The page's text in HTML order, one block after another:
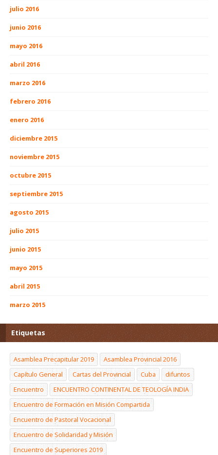
julio 2016
junio 2016
mayo 2016
abril 2016
marzo 2016
febrero 2016
enero 2016
diciembre 2015
noviembre 2015
octubre 2015
septiembre 2015
agosto 2015
julio 2015
junio 2015
mayo 2015
abril 2015
marzo 2015
Etiquetas
Asamblea Precapitular 2019
Asamblea Provincial 2016
Capítulo General
Cartas del Provincial Cuba
difuntos
Encuentro
ENCUENTRO CONTINENTAL DE TEOLOGÍA INDIA
Encuentro de Formación en Misión Compartida
Encuentro de Pastoral Vocacional
Encuentro de Solidaridad y Misión
Encuentro de Superiores 2019